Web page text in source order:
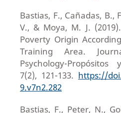
Bastias, F., Cañadas, B.,
V., & Moya, M. J.
Poverty Origin
Training Area.
Psychology-Propósitos
7(2), 121-133. https://
9.v7n2.282
Bastias, F., Peter, N.,